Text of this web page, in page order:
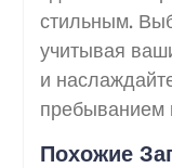
стильным.
учитывая
и
пребыванием
Похожие